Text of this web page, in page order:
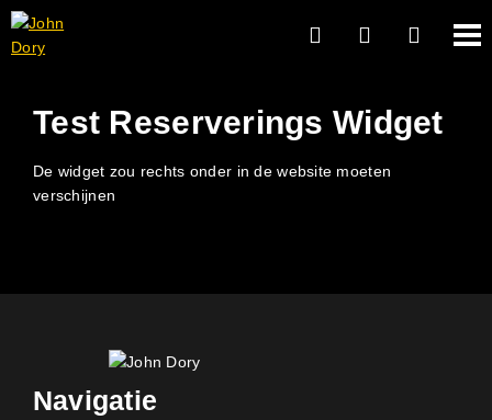
Test Reserverings Widget
De widget zou rechts onder in de website moeten
verschijnen
Navigatie